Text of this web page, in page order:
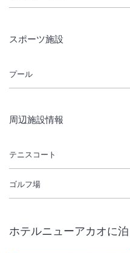
スポーツ施設
プール
周辺施設情報
テニスコート
ゴルフ場
ホテルニューアカオに